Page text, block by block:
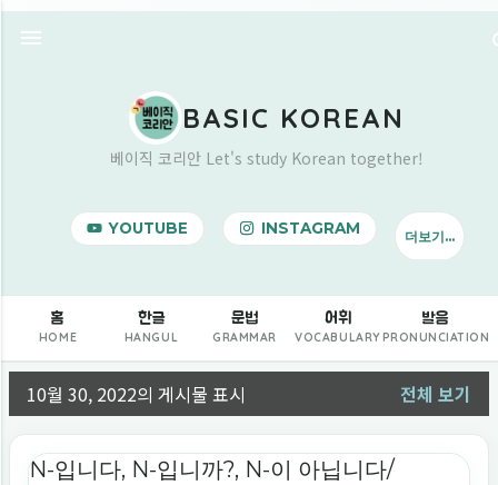
BASIC KOREAN
베이직 코리안 Let's study Korean together!
YOUTUBE INSTAGRAM 더보기…
홈
HOME
한글
HANGUL
문법
GRAMMAR
어휘
VOCABULARY
발음
PRONUNCIATION
글10월 30, 2022의 게시물 표시 전체 보기
N-입니다, N-입니까?, N-이 아닙니다/